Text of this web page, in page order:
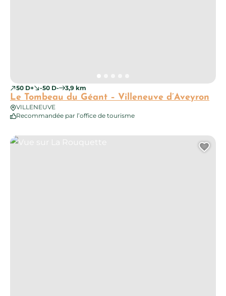
50 D+ -50 D- 3,9 km
Le Tombeau du Géant – Villeneuve d’Aveyron
VILLENEUVE
Recommandée par l’office de tourisme
Vue sur La Rouquette